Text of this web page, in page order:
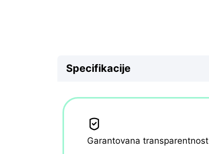
Specifikacije
Garantovana transparentnost